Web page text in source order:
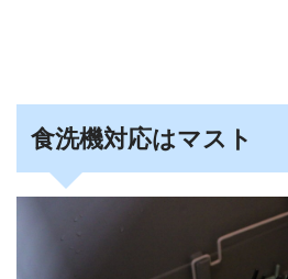
食洗機対応はマスト